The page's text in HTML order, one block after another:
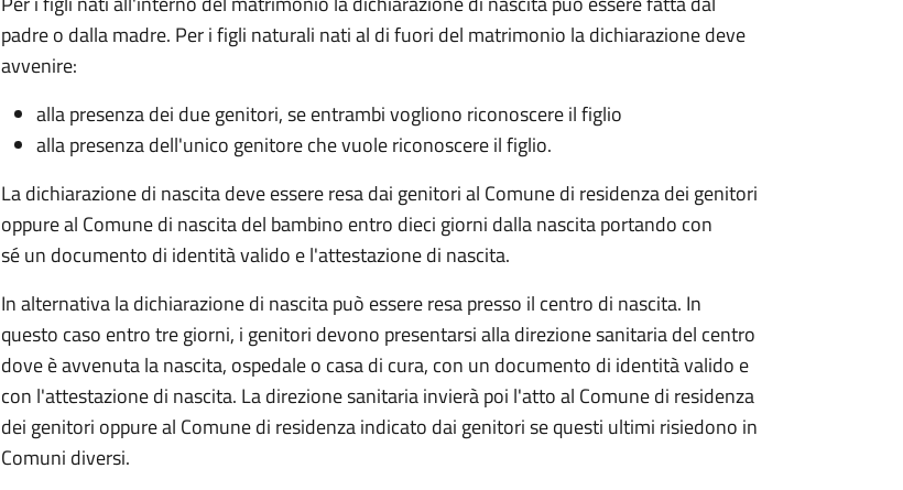
padre o dalla madre. Per i figli naturali nati al di fuori del matrimonio la dichiarazione deve
avvenire:
alla presenza dei due genitori, se entrambi vogliono riconoscere il figlio
alla presenza dell'unico genitore che vuole riconoscere il figlio.
La dichiarazione di nascita deve essere resa dai genitori al Comune di residenza dei genitori
oppure al Comune di nascita del bambino entro dieci giorni dalla nascita portando con
sé un documento di identità valido e l'attestazione di nascita.
In alternativa la dichiarazione di nascita può essere resa presso il centro di nascita. In
questo caso entro tre giorni, i genitori devono presentarsi alla direzione sanitaria del centro
dove è avvenuta la nascita, ospedale o casa di cura, con un documento di identità valido e
con l'attestazione di nascita. La direzione sanitaria invierà poi l'atto al Comune di residenza
dei genitori oppure al Comune di residenza indicato dai genitori se questi ultimi risiedono in
Comuni diversi.